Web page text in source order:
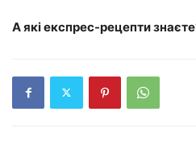
А які експрес-рецепти